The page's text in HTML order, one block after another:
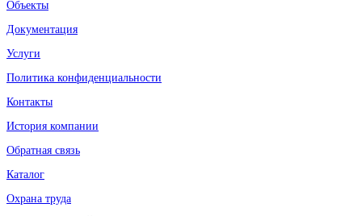
Объекты
Документация
Услуги
Политика конфиденциальности
Контакты
История компании
Обратная связь
Каталог
Охрана труда